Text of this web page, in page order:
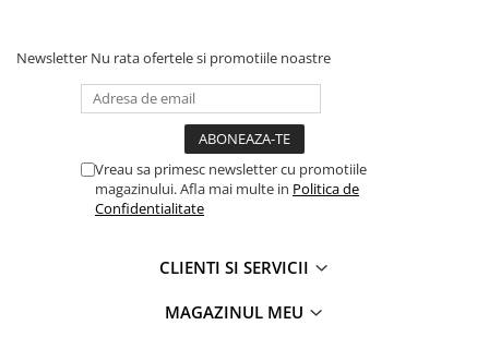
Dispozitive Avertizare
Accesorii Goarne Pneumatice
Autocolante reflectorizante si
Avertizare sonora
Claxoane Auto si Semnale Electrice
Goarne si trompete cu aer
Newsletter Nu rata ofertele si promotiile noastre
Vreau sa primesc newsletter cu promotiile
magazinului. Afla mai multe in Politica de
Confidentialitate
CLIENTI SI SERVICII
MAGAZINUL MEU